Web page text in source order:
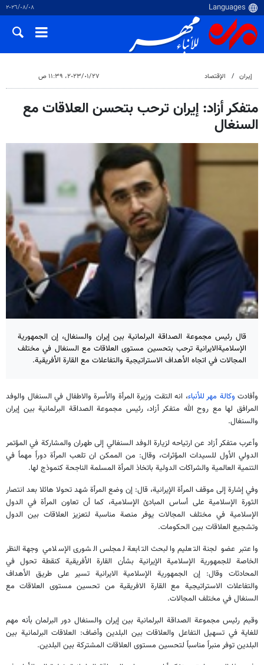
٠٨‏/٠٨‏/٢٠٢٦
إيران الإقتصاد ٢٧‏/٠١‏/٢٠٢٣، ١١:٣٩ ص
متفكر أزاد: إيران ترحب بتحسن العلاقات مع
السنغال
قال رئيس مجموعة الصداقة البرلمانية بين إيران والسنغال، إن الجمهورية
الإسلاميةالايرانية ترحب بتحسين مستوى العلاقات مع السنغال في مختلف
المجالات في اتجاه الأهداف الاستراتيجية والتفاعلات مع القارة الأفريقية.
وأفادت وكالة مهر للأنباء، انه التقت وزيرة المرأة والأسرة والاطفال في السنغال والوفد
المرافق لها مع روح الله متفكر أزاد، رئيس مجموعة الصداقة البرلمانية بين إيران
والسنغال.
وأعرب متفكر أزاد عن ارتياحه لزيارة الوفد السنغالي إلى طهران والمشاركة في المؤتمر
الدولي الأول للسيدات المؤثرات، وقال: من الممكن ان تلعب المرأة دوراً مهماً في
التنمية العالمية والشراكات الدولية باتخاذ المرأة المسلمة الناجحة كنموذج لها.
وفي إشارة إلى موقف المرأة الإيرانية، قال: إن وضع المرأة شهد تحولا هائلا بعد انتصار
الثورة الإسلامية على أساس المبادئ الإسلامية، كما أن تعاون المرأة في الدول
الإسلامية في مختلف المجالات يوفر منصة مناسبة لتعزيز العلاقات بين الدول
وتشجيع العلاقات بين الحكومات.
واعتبر عضو لجنة التعليم والبحث التابعة لمجلس الشورى الإسلامي وجهة النظر
الخاصة للجمهورية الإسلامية الإيرانية بشأن القارة الأفريقية كنقطة تحول في
المحادثات وقال: إن الجمهورية الإسلامية الايرانية تسير على طريق الأهداف
والتفاعلات الاستراتيجية مع القارة الافريقية من تحسين مستوى العلاقات مع
السنغال في مختلف المجالات.
وقيم رئيس مجموعة الصداقة البرلمانية بين إيران والسنغال دور البرلمان بأنه مهم
للغاية في تسهيل التفاعل والعلاقات بين البلدين وأضاف: العلاقات البرلمانية بين
البلدين توفر منبراً مناسباً لتحسين مستوى العلاقات المشتركة بين البلدين.